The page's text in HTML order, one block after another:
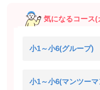
気になるコース
小1～小6(グループ)
小1～小6(マンツーマ